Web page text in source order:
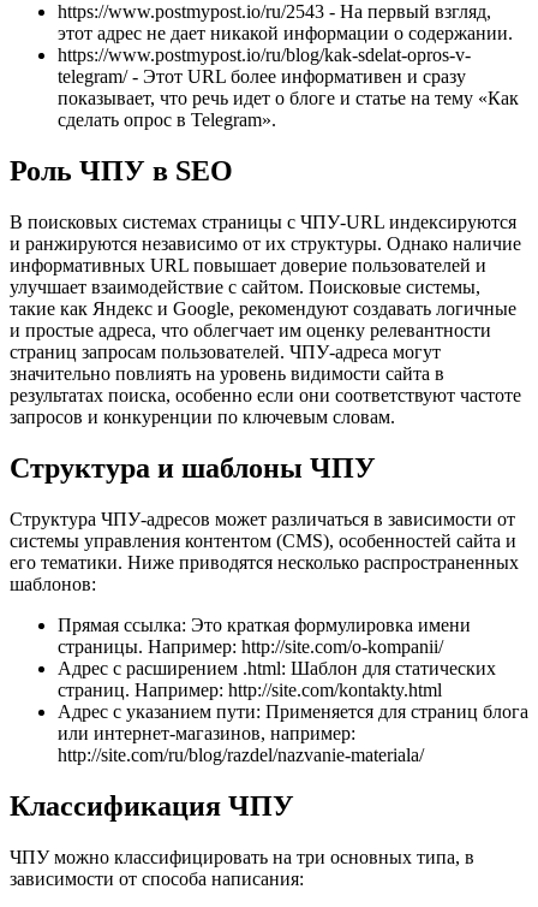
https://www.postmypost.io/ru/2543 - На первый взгляд,
этот адрес не дает никакой информации о содержании.
https://www.postmypost.io/ru/blog/kak-sdelat-opros-v-
telegram/ - Этот URL более информативен и сразу
показывает, что речь идет о блоге и статье на тему «Как
сделать опрос в Telegram».
Роль ЧПУ в SEO
В поисковых системах страницы с ЧПУ-URL индексируются
и ранжируются независимо от их структуры. Однако наличие
информативных URL повышает доверие пользователей и
улучшает взаимодействие с сайтом. Поисковые системы,
такие как Яндекс и Google, рекомендуют создавать логичные
и простые адреса, что облегчает им оценку релевантности
страниц запросам пользователей. ЧПУ-адреса могут
значительно повлиять на уровень видимости сайта в
результатах поиска, особенно если они соответствуют частоте
запросов и конкуренции по ключевым словам.
Структура и шаблоны ЧПУ
Структура ЧПУ-адресов может различаться в зависимости от
системы управления контентом (CMS), особенностей сайта и
его тематики. Ниже приводятся несколько распространенных
шаблонов:
Прямая ссылка: Это краткая формулировка имени
страницы. Например: http://site.com/o-kompanii/
Адрес с расширением .html: Шаблон для статических
страниц. Например: http://site.com/kontakty.html
Адрес с указанием пути: Применяется для страниц блога
или интернет-магазинов, например:
http://site.com/ru/blog/razdel/nazvanie-materiala/
Классификация ЧПУ
ЧПУ можно классифицировать на три основных типа, в
зависимости от способа написания: